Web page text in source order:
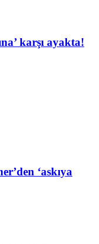
karşı ayakta!
‘askıya